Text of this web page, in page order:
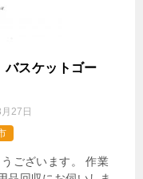
バスケットゴー
27日
ございます。 作業